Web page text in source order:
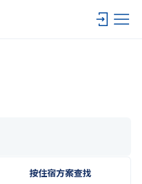
按住宿方案查找